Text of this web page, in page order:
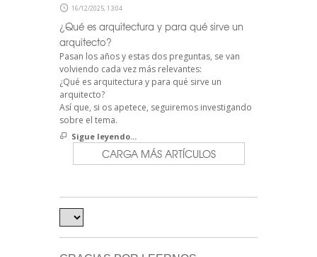
16/12/2025, 13:04
¿Qué es arquitectura y para qué sirve un
arquitecto?
Pasan los años y estas dos preguntas, se van
volviendo cada vez más relevantes:
¿Qué es arquitectura y para qué sirve un
arquitecto?
Así que, si os apetece, seguiremos investigando
sobre el tema.
Sigue leyendo...
CARGA MÁS ARTÍCULOS